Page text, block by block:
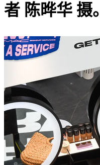
者 陈晔华 摄。